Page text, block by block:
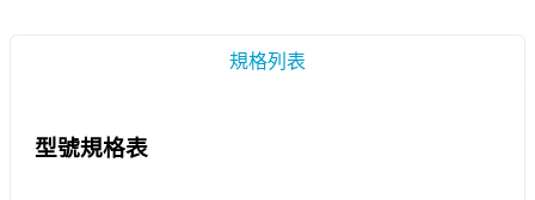
規格列表
型號規格表